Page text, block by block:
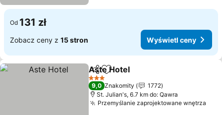
Od 131 zł
Zobacz ceny z 15 stron Wyświetl ceny
Udostępnij
Dodaj do ulubionych
Aste Hotel
3 Kategoria
9,0 Znakomity
1772
St. Julian's, 6.7 km do: Qawra
Przemyślanie zaprojektowane wnętrza